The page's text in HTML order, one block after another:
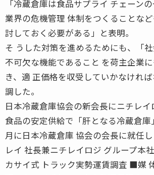
「冷蔵倉庫は食品サプライ チェーンの
業界の危機管理 体制をつくることな
討しておく必要がある」と表明。
そ うした対策を進めるためにも、「
不可欠な機能であること を荷主企業
き、適 正価格を収受していかなけれ
調した。
日本冷蔵倉庫協会の新会長にニチレ
食品の安定供給で「肝となる冷蔵倉
月に日本冷蔵倉庫 協会の会長に就任
レイ 社長兼ニチレイロジ グループ本
カサイ式 トラック実勢運賃調査 ■媒